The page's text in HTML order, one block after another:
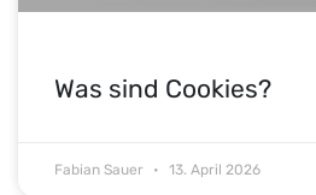
Was sind Cookies?
Fabian Sauer 13. April 2026